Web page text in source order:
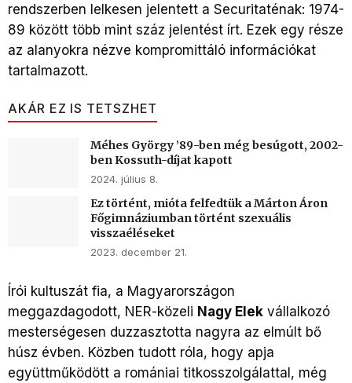
rendszerben lelkesen jelentett a Securitaténak: 1974-
89 között több mint száz jelentést írt. Ezek egy része
az alanyokra nézve kompromittáló információkat
tartalmazott.
AKÁR EZ IS TETSZHET
Méhes György ’89-ben még besúgott, 2002-
ben Kossuth-díjat kapott
2024. július 8.
Ez történt, mióta felfedtük a Márton Áron
Főgimnáziumban történt szexuális
visszaéléseket
2023. december 21.
Írói kultuszát fia, a Magyarországon
meggazdagodott, NER-közeli Nagy Elek vállalkozó
mesterségesen duzzasztotta nagyra az elmúlt bő
húsz évben. Közben tudott róla, hogy apja
együttműködött a romániai titkosszolgálattal, még